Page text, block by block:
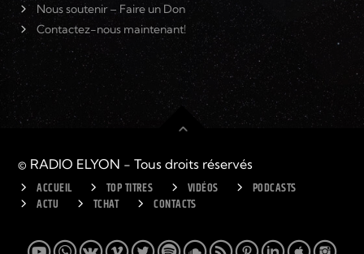
Nous soutenir – Faire un Don
Contactez-nous maintenant!
© RADIO ELYON - Tous droits réservés
ACCUEIL TOP TITRES VIDÉOS
PODCASTS
ACTU
TCHAT CONTACTS